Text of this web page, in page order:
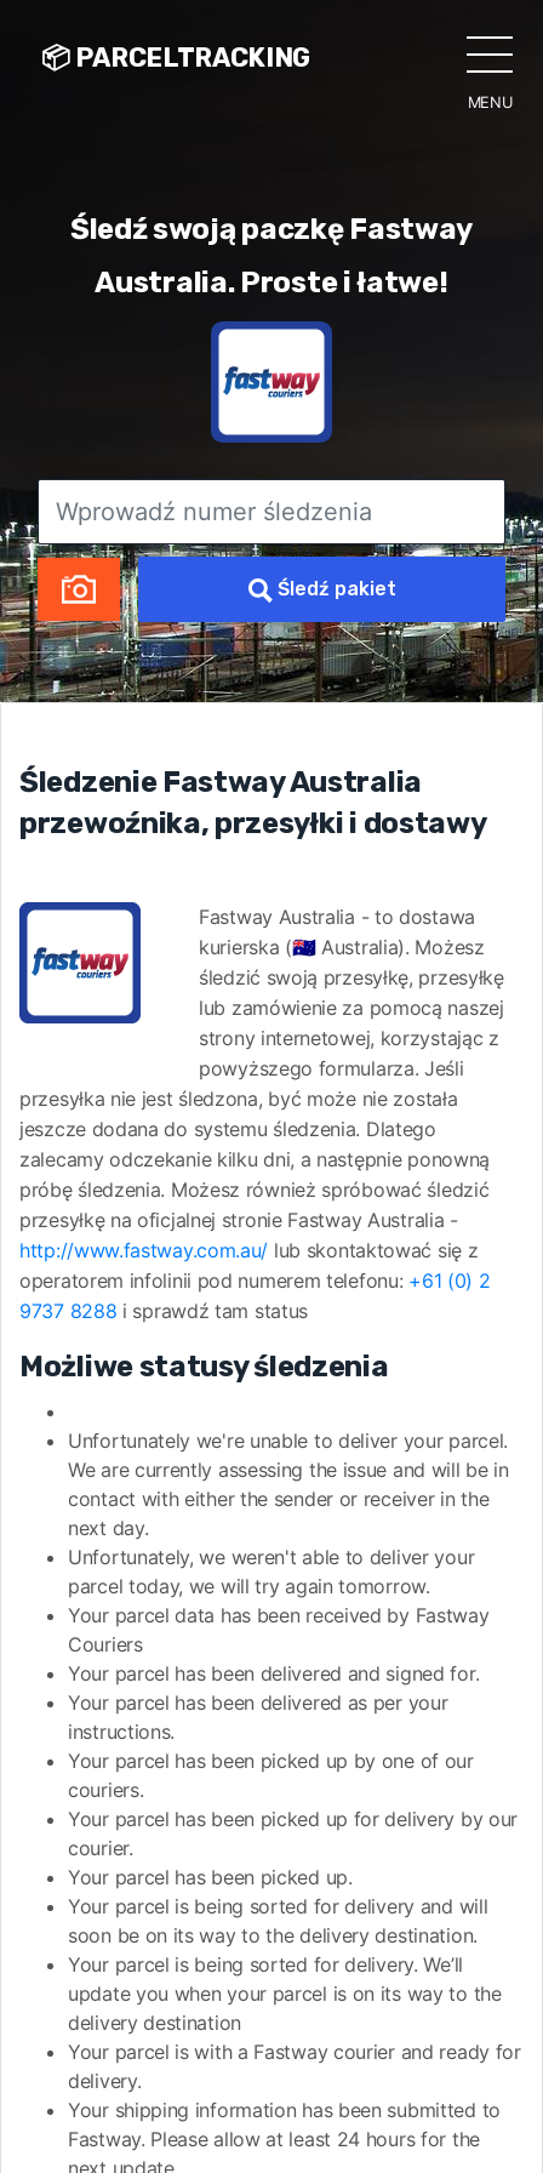
MENU
📦 PARCELTRACKING
Śledź swoją paczkę Fastway
Australia. Proste i łatwe!
Śledź pakiet
Śledzenie Fastway Australia
przewoźnika, przesyłki i dostawy
Fastway Australia - to dostawa
kurierska (🇦🇺 Australia). Możesz
śledzić swoją przesyłkę, przesyłkę
lub zamówienie za pomocą naszej
strony internetowej, korzystając z
powyższego formularza. Jeśli
przesyłka nie jest śledzona, być może nie została
jeszcze dodana do systemu śledzenia. Dlatego
zalecamy odczekanie kilku dni, a następnie ponowną
próbę śledzenia. Możesz również spróbować śledzić
przesyłkę na oficjalnej stronie Fastway Australia -
http://www.fastway.com.au/ lub skontaktować się z
operatorem infolinii pod numerem telefonu: +61 (0) 2
9737 8288 i sprawdź tam status
Możliwe statusy śledzenia
Unfortunately we're unable to deliver your parcel.
We are currently assessing the issue and will be in
contact with either the sender or receiver in the
next day.
Unfortunately, we weren't able to deliver your
parcel today, we will try again tomorrow.
Your parcel data has been received by Fastway
Couriers
Your parcel has been delivered and signed for.
Your parcel has been delivered as per your
instructions.
Your parcel has been picked up by one of our
couriers.
Your parcel has been picked up for delivery by our
courier.
Your parcel has been picked up.
Your parcel is being sorted for delivery and will
soon be on its way to the delivery destination.
Your parcel is being sorted for delivery. We’ll
update you when your parcel is on its way to the
delivery destination
Your parcel is with a Fastway courier and ready for
delivery.
Your shipping information has been submitted to
Fastway. Please allow at least 24 hours for the
next update.